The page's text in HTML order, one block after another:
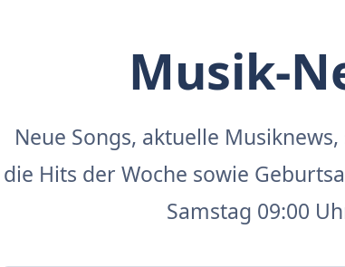
Musik-
Neue Songs, aktuelle
die Hits der Woche sowie
Samstag 09:00